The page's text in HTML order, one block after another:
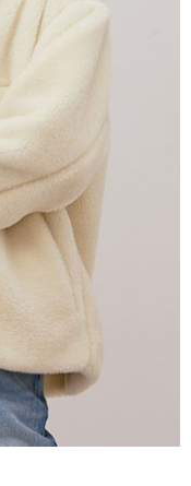
失，本公司不負相關責
之用戶狀況，依本公司即
形，本公司將視審查結果
若發現惡意使用之情形，
度並採取法律行動。